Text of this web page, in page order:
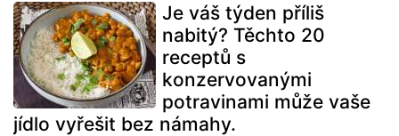
Je váš týden příliš
nabitý? Těchto 20
receptů s
konzervovanými
potravinami může vaše
jídlo vyřešit bez námahy.